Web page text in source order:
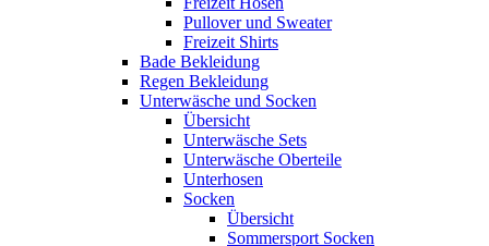
Pullover und Sweater
Freizeit Shirts
Bade Bekleidung
Regen Bekleidung
Unterwäsche und Socken
Übersicht
Unterwäsche Sets
Unterwäsche Oberteile
Unterhosen
Socken
Übersicht
Sommersport Socken